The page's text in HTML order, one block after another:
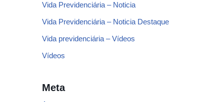
Vida Previdenciária – Noticia
Vida Previdenciária – Noticia Destaque
Vida previdenciária – Vídeos
Vídeos
Meta